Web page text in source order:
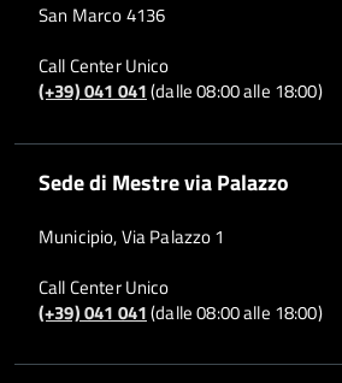
San Marco 4136
Call Center Unico
(+39) 041 041(dalle 08:00 alle 18:00)
Sede di Mestre via Palazzo
Municipio, Via Palazzo 1
Call Center Unico
(+39) 041 041(dalle 08:00 alle 18:00)